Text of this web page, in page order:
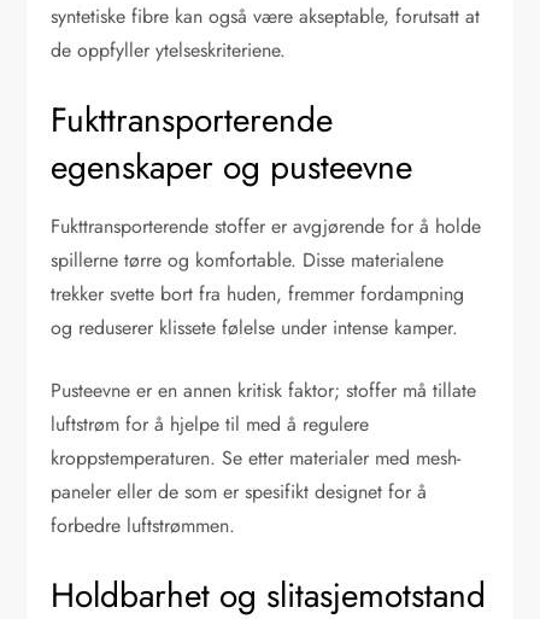
syntetiske fibre kan også være akseptable, forutsatt at
de oppfyller ytelseskriteriene.
Fukttransporterende
egenskaper og pusteevne
Fukttransporterende stoffer er avgjørende for å holde
spillerne tørre og komfortable. Disse materialene
trekker svette bort fra huden, fremmer fordampning
og reduserer klissete følelse under intense kamper.
Pusteevne er en annen kritisk faktor; stoffer må tillate
luftstrøm for å hjelpe til med å regulere
kroppstemperaturen. Se etter materialer med mesh-
paneler eller de som er spesifikt designet for å
forbedre luftstrømmen.
Holdbarhet og slitasjemotstand